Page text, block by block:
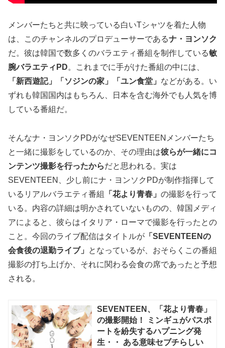
メンバーたちと共に映っている白いTシャツを着た人物
は、このチャンネルのプロデューサーであるナ・ヨンソク
だ。彼は韓国で数多くのバラエティ番組を制作している敏
腕バラエティPD。これまでに手がけた番組の中には、
「新西遊記」「ソジンの家」「ユン食堂」 などがある。い
ずれも韓国国内はもちろん、日本を含む海外でも人気を博
している番組だ。
そんなナ・ヨンソクPDがなぜSEVENTEENメンバーたち
と一緒に撮影をしているのか、その理由は彼らが一緒にコ
ンテンツ撮影を行ったからだと思われる。実は
SEVENTEEN、少し前にナ・ヨンソクPDが制作指揮して
いるリアルバラエティ番組
「花より青春」 の撮影を行って
いる。内容の詳細は明かされていないものの、韓国メディ
アによると、彼らはイタリア・ローマで撮影を行ったとの
こと。今回のライブ配信はタイトルが 「SEVENTEENの
会食後の退勤ライブ」
となっているが、おそらくこの番組
撮影の打ち上げか、それに関わる会食の席であったと予想
される。
SEVENTEEN、「花より青春」
の撮影開始！ ミンギュがパスポ
ートを紛失するハプニング発
生・・ ある意味セブチらしい